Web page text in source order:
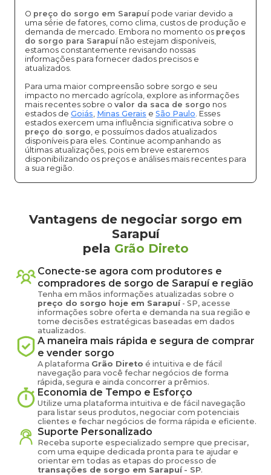
O preço do sorgo em Sarapuí pode variar devido a
uma série de fatores, como clima, custos de produção e
demanda de mercado. Embora no momento os preços
do sorgo para Sarapuí não estejam disponíveis,
estamos constantemente revisando nossas
informações para fornecer dados precisos e
atualizados.
Para uma maior compreensão sobre sorgo e seu
impacto no mercado agrícola, explore as informações
mais recentes sobre o valor da saca de sorgo nos
estados de Goiás, Minas Gerais e São Paulo. Esses
estados exercem uma influência significativa sobre o
preço do sorgo, e possuímos dados atualizados
disponíveis para eles. Continue acompanhando as
últimas atualizações, pois em breve estaremos
disponibilizando os preços e análises mais recentes para
a sua região.
Vantagens de negociar sorgo em
Sarapuí
pela Grão Direto
Conecte-se agora com produtores e
compradores de sorgo de Sarapuíe região
Tenha em mãos informações atualizadas sobre o
preço do sorgo hoje em Sarapuí - SP, acesse
informações sobre oferta e demanda na sua região e
tome decisões estratégicas baseadas em dados
atualizados.
A maneira mais rápida e segura de comprar
e vender sorgo
A plataforma Grão Direto é intuitiva e de fácil
navegação para você fechar negócios de forma
rápida, segura e ainda concorrer a prêmios.
Economia de Tempo e Esforço
Utilize uma plataforma intuitiva e de fácil navegação
para listar seus produtos, negociar com potenciais
clientes e fechar negócios de forma rápida e eficiente.
Suporte Personalizado
Receba suporte especializado sempre que precisar,
com uma equipe dedicada pronta para te ajudar e
orientar em todas as etapas do processo de
transações de sorgo em Sarapuí - SP.